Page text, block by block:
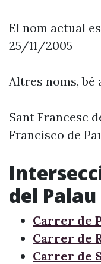
El nom actual
25/11/2005
Altres noms,
Sant Francesc
Francisco de
del
Carrer de
Carrer de
Carrer de